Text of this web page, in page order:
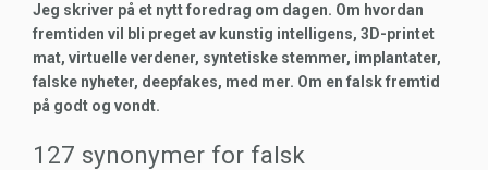
Jeg skriver på et nytt foredrag om dagen. Om hvordan
fremtiden vil bli preget av kunstig intelligens, 3D-printet
mat, virtuelle verdener, syntetiske stemmer, implantater,
falske nyheter, deepfakes, med mer. Om en falsk fremtid
på godt og vondt.
127 synonymer for falsk